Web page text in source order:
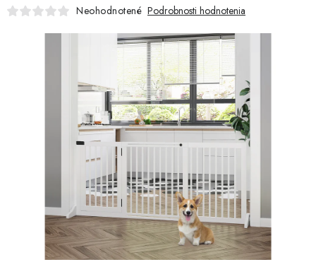
KUCHYŇA
PRACOVŇA / KANCELÁRIA
DETSKÉ A ŠTUDENTSKÉ
DOPLNKY A DEKORÁCIE
Neohodnotené Podrobnosti hodnotenia